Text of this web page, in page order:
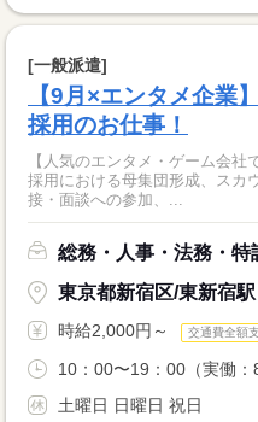
[一般派遣]
【9月×エンタメ企業
採用のお仕事！
【人気のエンタメ・ゲーム会
採用における母集団形成、スカ
接・面談への参加、...
総務・人事・法務・特
東京都新宿区/東新宿駅
時給2,000円～ 交通費全額
10：00〜19：00（実働：
土曜日 日曜日 祝日